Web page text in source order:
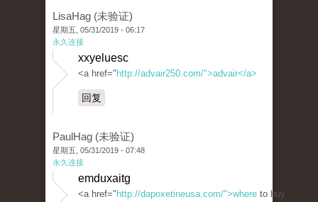
LisaHag (未验证)
星期五, 05/31/2019 - 06:17
永久连接
xxyeluesc
<a href=" http://advair250.com/">advair</a>
回复
PaulHag (未验证)
星期五, 05/31/2019 - 07:48
永久连接
emduxaitg
<a href=" http://dapoxetineusa.com/">where to buy